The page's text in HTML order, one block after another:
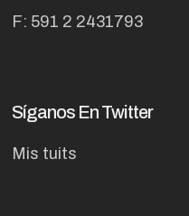
F: 591 2 2431793
Síganos En Twitter
Mis tuits